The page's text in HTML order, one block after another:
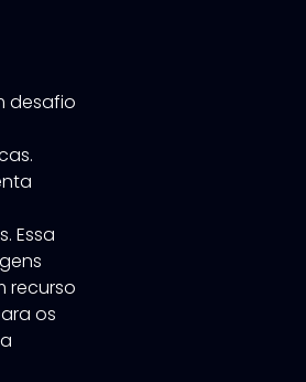
desafio
Essa
recurso
os